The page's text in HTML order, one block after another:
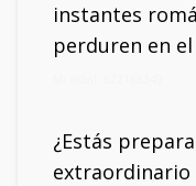
instantes
perduren en
¿Estás
extraordinario